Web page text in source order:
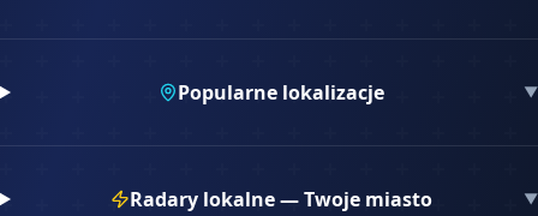
Popularne lokalizacje ▼
Radary lokalne — Twoje miasto ▼